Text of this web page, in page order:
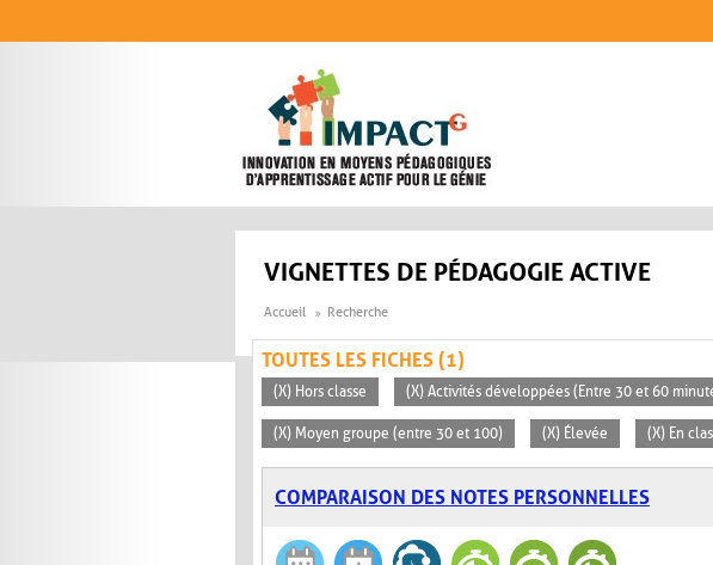
VIGNETTES DE PÉDAGOGIE ACTIVE
Accueil Recherche
TOUTES LES FICHES (1)
(X) Hors classe (X) Activités développées (Entre 30 et 60
(X) Moyen groupe (entre 30 et 100) (X) Élevée (X) En
COMPARAISON DES NOTES PERSONNELLES